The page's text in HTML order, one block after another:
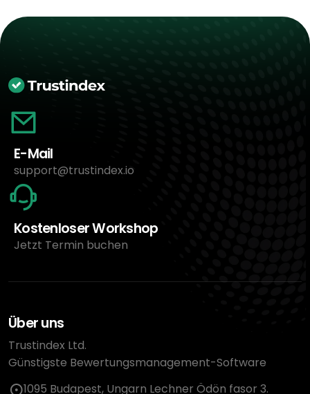
E-Mail
support@trustindex.io
Kostenloser Workshop
Jetzt Termin buchen
Über uns
Trustindex Ltd.
Günstigste Bewertungsmanagement-Software
1095 Budapest, Ungarn Lechner Ödön fasor 3.